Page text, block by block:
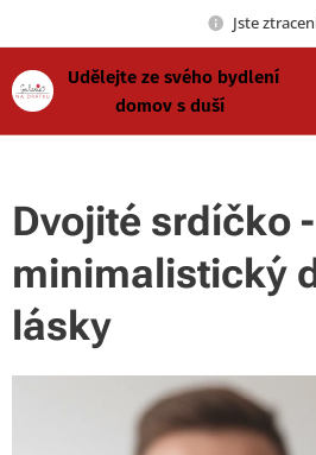
Jste
Udělejte ze svého
domov s duší
Dvojité srdíčko -
minimalistický
lásky